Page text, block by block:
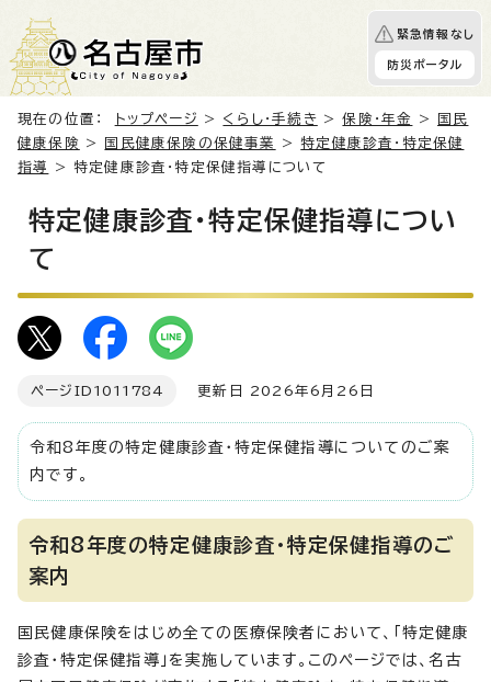
緊急情報なし
防災ポータル
現在の位置： トップページ > くらし・手続き >保険・年金 >
国民
健康保険
> 国民健康保険の保健事業 > 特定健康診査・特定保健
指導
> 特定健康診査・特定保健指導について
特定健康診査・特定保健指導につい
て
ページID 1011784 更新日 2026年6月26日
令和8年度の特定健康診査・特定保健指導についてのご案
内です。
令和8年度の特定健康診査・特定保健指導のご
案内
国民健康保険をはじめ全ての医療保険者において、「特定健康
診査・特定保健指導」を実施しています。このページでは、名古